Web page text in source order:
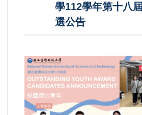
學112學年第十八
選公告